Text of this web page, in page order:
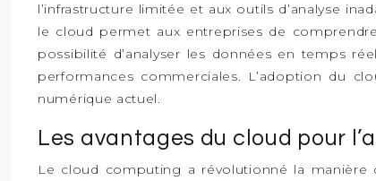
l’infrastructure limitée et aux outils d’analyse
le cloud permet aux entreprises de
possibilité d’analyser les données en temps
performances commerciales. L’adoption du
numérique actuel.
Les avantages du cloud pour
Le cloud computing a révolutionné la manière